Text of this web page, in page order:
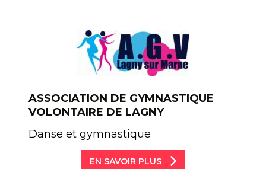
ASSOCIATION DE GYMNASTIQUE
VOLONTAIRE DE LAGNY
Danse et gymnastique
EN SAVOIR PLUS